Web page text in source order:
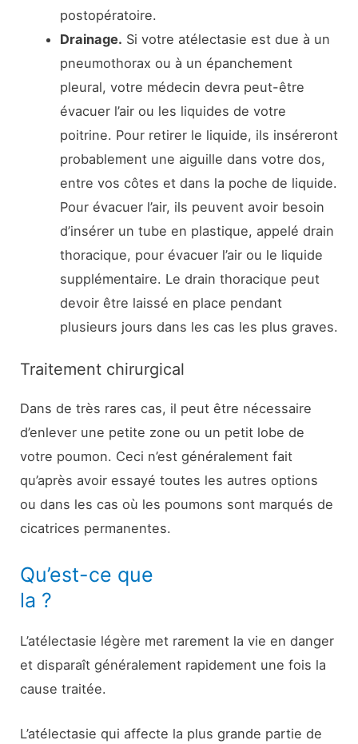
postopératoire.
Drainage. Si votre atélectasie est due à un
pneumothorax ou à un épanchement
pleural, votre médecin devra peut-être
évacuer l’air ou les liquides de votre
poitrine. Pour retirer le liquide, ils inséreront
probablement une aiguille dans votre dos,
entre vos côtes et dans la poche de liquide.
Pour évacuer l’air, ils peuvent avoir besoin
d’insérer un tube en plastique, appelé drain
thoracique, pour évacuer l’air ou le liquide
supplémentaire. Le drain thoracique peut
devoir être laissé en place pendant
plusieurs jours dans les cas les plus graves.
Traitement chirurgical
Dans de très rares cas, il peut être nécessaire
d’enlever une petite zone ou un petit lobe de
votre poumon. Ceci n’est généralement fait
qu’après avoir essayé toutes les autres options
ou dans les cas où les poumons sont marqués de
cicatrices permanentes.
Qu’est-ce que
la ?
L’atélectasie légère met rarement la vie en danger
et disparaît généralement rapidement une fois la
cause traitée.
L’atélectasie qui affecte la plus grande partie de